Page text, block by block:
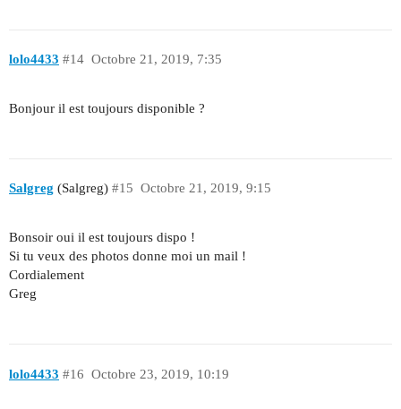
lolo4433 Octobre 21, 2019, 7:35
#14
Bonjour il est toujours disponible ?
Salgreg (Salgreg) Octobre 21, 2019, 9:15
#15
Bonsoir oui il est toujours dispo !
Si tu veux des photos donne moi un mail !
Cordialement
Greg
lolo4433 Octobre 23, 2019, 10:19
#16